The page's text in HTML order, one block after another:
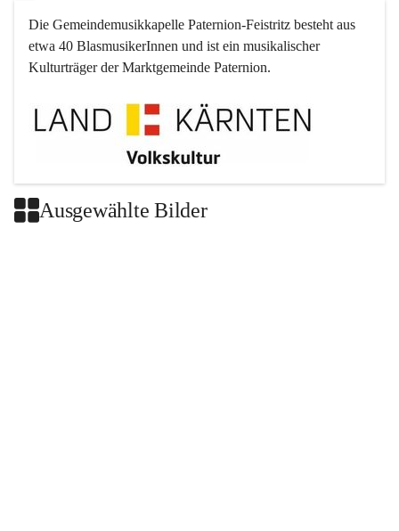
Die Gemeindemusikkapelle Paternion-Feistritz besteht aus
etwa 40 BlasmusikerInnen und ist ein musikalischer
Kulturträger der Marktgemeinde Paternion.
Ausgewählte Bilder